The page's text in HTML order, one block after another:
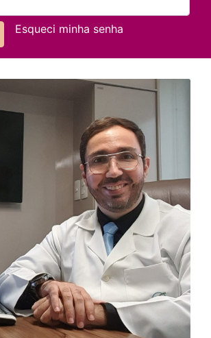
Esqueci minha senha